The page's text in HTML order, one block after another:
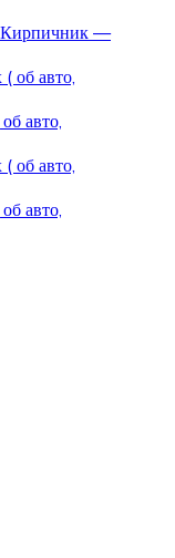
—
об авто,
авто,
об авто,
авто,